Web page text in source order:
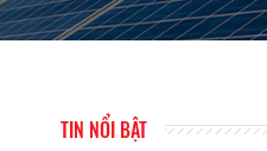
TIN NỔI BẬT